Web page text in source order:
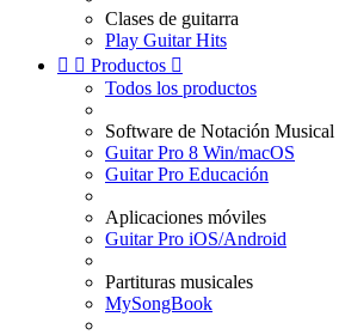
Clases de guitarra
Play Guitar Hits
  Productos 
Todos los productos
Software de Notación Musical
Guitar Pro 8 Win/macOS
Guitar Pro Educación
Aplicaciones móviles
Guitar Pro iOS/Android
Partituras musicales
MySongBook